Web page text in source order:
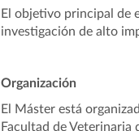
El objetivo principal de
investigación de alto
Organización
El Máster está
Facultad de Veterinaria